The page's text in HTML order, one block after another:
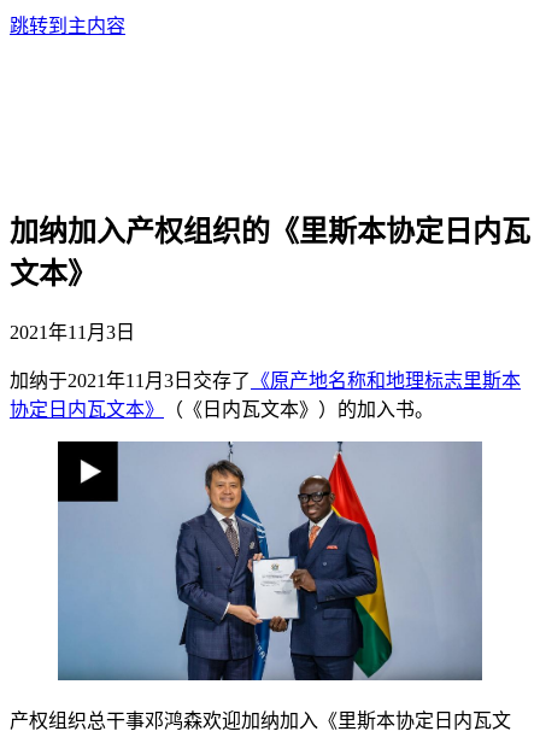
跳转到主内容
加纳加入产权组织的《里斯本协定日内瓦
文本》
2021年11月3日
加纳于2021年11月3日交存了 《原产地名称和地理标志里斯本
协定日内瓦文本》
（《日内瓦文本》）的加入书。
产权组织总干事邓鸿森欢迎加纳加入《里斯本协定日内瓦文